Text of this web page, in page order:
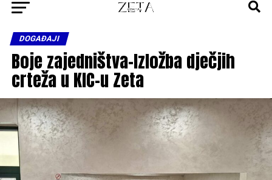
DOGAĐAJI
Boje zajedništva-Izložba dječjih
crteža u KIC-u Zeta